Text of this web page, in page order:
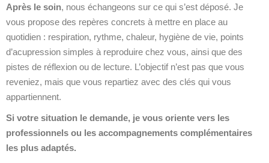
Après le soin, nous échangeons sur ce qui s’est déposé. Je
vous propose des repères concrets à mettre en place au
quotidien : respiration, rythme, chaleur, hygiène de vie, points
d’acupression simples à reproduire chez vous, ainsi que des
pistes de réflexion ou de lecture. L’objectif n’est pas que vous
reveniez, mais que vous repartiez avec des clés qui vous
appartiennent.
Si votre situation le demande, je vous oriente vers les
professionnels ou les accompagnements complémentaires
les plus adaptés.